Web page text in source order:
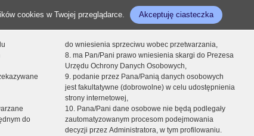
cookies w Twojej przeglądarce. Akceptuję ciasteczka
do
do wniesienia sprzeciwu wobec przetwarzania,
8. ma Pan/Pani prawo wniesienia skargi do Prezesa
Urzędu Ochrony Danych Osobowych,
9. podanie przez Pana/Panią danych osobowych
jest fakultatywne (dobrowolne) w celu udostępnienia
strony internetowej,
10. Pana/Pani dane osobowe nie będą podlegały
zautomatyzowanym procesom podejmowania
decyzji przez Administratora, w tym profilowaniu.